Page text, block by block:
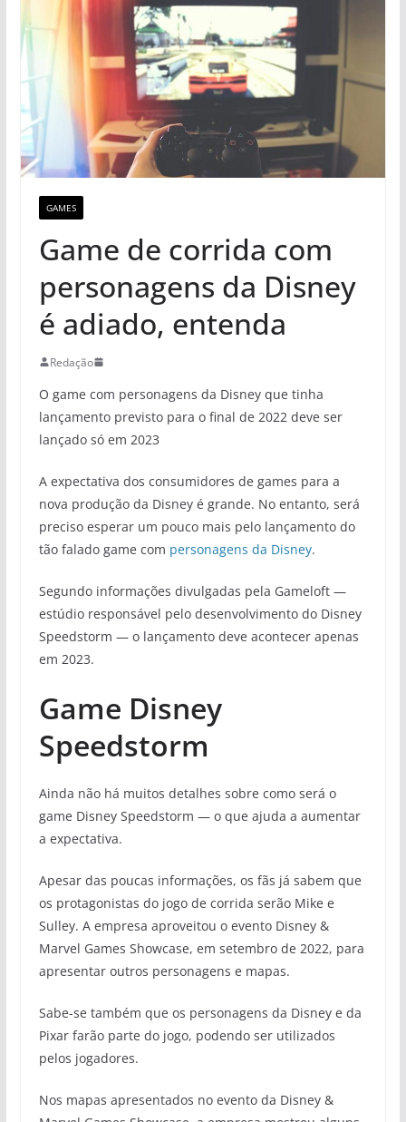
GAMES
Game de corrida com
personagens da Disney
é adiado, entenda
Redação
O game com personagens da Disney que tinha
lançamento previsto para o final de 2022 deve ser
lançado só em 2023
A expectativa dos consumidores de games para a
nova produção da Disney é grande. No entanto, será
preciso esperar um pouco mais pelo lançamento do
tão falado game com personagens da Disney.
Segundo informações divulgadas pela Gameloft —
estúdio responsável pelo desenvolvimento do Disney
Speedstorm — o lançamento deve acontecer apenas
em 2023.
Game Disney
Speedstorm
Ainda não há muitos detalhes sobre como será o
game Disney Speedstorm — o que ajuda a aumentar
a expectativa.
Apesar das poucas informações, os fãs já sabem que
os protagonistas do jogo de corrida serão Mike e
Sulley. A empresa aproveitou o evento Disney &
Marvel Games Showcase, em setembro de 2022, para
apresentar outros personagens e mapas.
Sabe-se também que os personagens da Disney e da
Pixar farão parte do jogo, podendo ser utilizados
pelos jogadores.
Nos mapas apresentados no evento da Disney &